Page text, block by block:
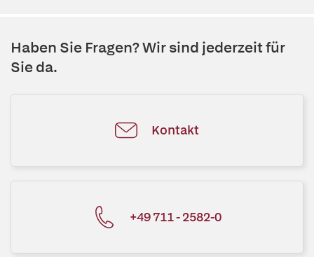
Haben Sie Fragen? Wir sind jederzeit für
Sie da.
Kontakt
+49 711 - 2582-0